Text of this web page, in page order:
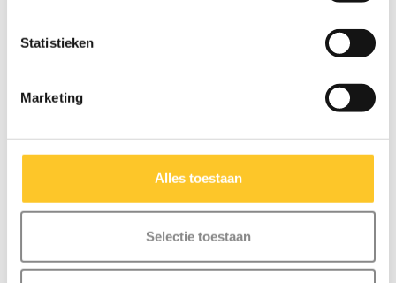
Statistieken
Marketing
Alles toestaan
Selectie toestaan
vakken